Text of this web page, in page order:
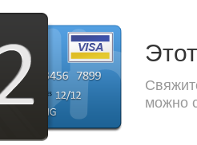
можно